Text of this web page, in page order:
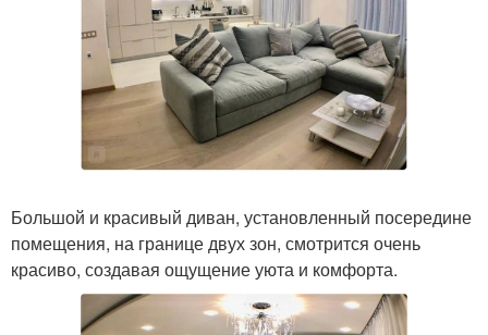
Большой и красивый диван, установленный посередине
помещения, на границе двух зон, смотрится очень
красиво, создавая ощущение уюта и комфорта.